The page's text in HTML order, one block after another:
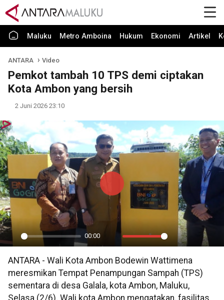
Maluku Metro Amboina Hukum Ekonomi Artikel
ANTARA Video
Pemkot tambah 10 TPS demi ciptakan
Kota Ambon yang bersih
2 Juni 2026 23:10
Play
00:00
Mute Settings
PIP
Play
ANTARA - Wali Kota Ambon Bodewin Wattimena
meresmikan Tempat Penampungan Sampah (TPS)
sementara di desa Galala, kota Ambon, Maluku,
Selasa (2/6). Wali kota Ambon mengatakan, fasilitas